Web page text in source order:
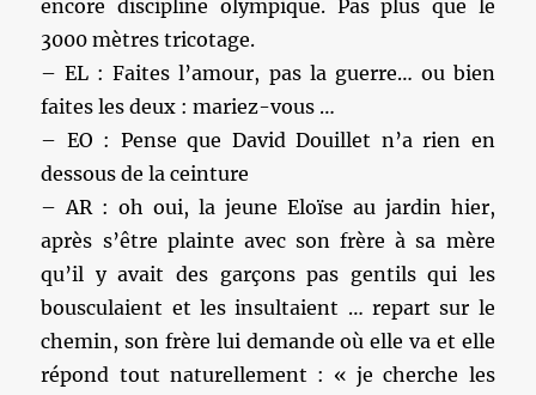
encore discipline olympique. Pas plus que le
3000 mètres tricotage.
– EL : Faites l’amour, pas la guerre… ou bien
faites les deux : mariez-vous …
– EO : Pense que David Douillet n’a rien en
dessous de la ceinture
– AR : oh oui, la jeune Eloïse au jardin hier,
après s’être plainte avec son frère à sa mère
qu’il y avait des garçons pas gentils qui les
bousculaient et les insultaient … repart sur le
chemin, son frère lui demande où elle va et elle
répond tout naturellement : « je cherche les